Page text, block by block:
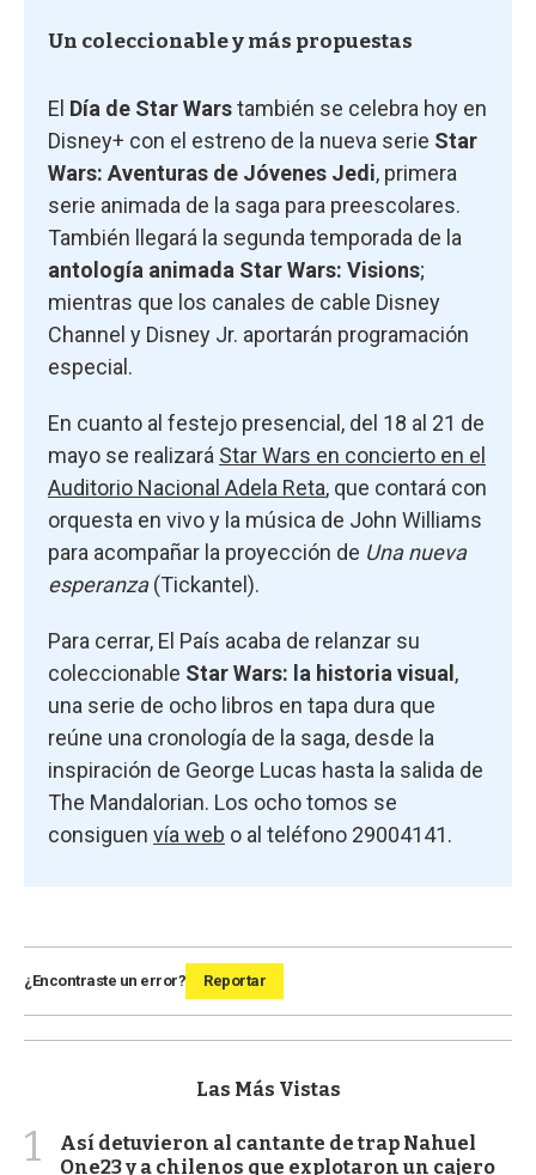
Un coleccionable y más propuestas
El Día de Star Warstambién se celebra hoy en
Disney+ con el estreno de la nueva serie Star
Wars: Aventuras de Jóvenes Jedi, primera
serie animada de la saga para preescolares.
También llegará la segunda temporada de la
antología animada Star Wars: Visions;
mientras que los canales de cable Disney
Channel y Disney Jr. aportarán programación
especial.
En cuanto al festejo presencial, del 18 al 21 de
mayo se realizará Star Wars en concierto en el
Auditorio Nacional Adela Reta, que contará con
orquesta en vivo y la música de John Williams
para acompañar la proyección de Una nueva
esperanza(Tickantel).
Para cerrar, El País acaba de relanzar su
coleccionable Star Wars: la historia visual,
una serie de ocho libros en tapa dura que
reúne una cronología de la saga, desde la
inspiración de George Lucas hasta la salida de
The Mandalorian. Los ocho tomos se
consiguen vía web o al teléfono 29004141.
¿Encontraste un error? Reportar
Las Más Vistas
1
Así detuvieron al cantante de trap Nahuel
One23 y a chilenos que explotaron un cajero